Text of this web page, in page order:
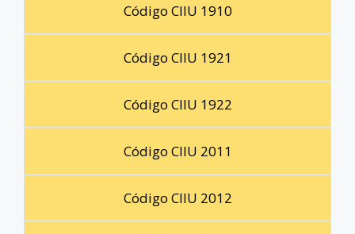
Código CIIU 1910
Código CIIU 1921
Código CIIU 1922
Código CIIU 2011
Código CIIU 2012